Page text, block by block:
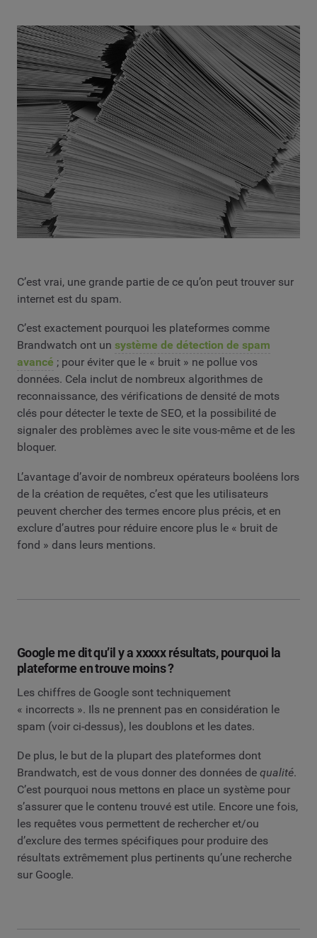
C’est vrai, une grande partie de ce qu’on peut trouver sur
internet est du spam.
C’est exactement pourquoi les plateformes comme
Brandwatch ont un système de détection de spam
avancé ; pour éviter que le « bruit » ne pollue vos
données. Cela inclut de nombreux algorithmes de
reconnaissance, des vérifications de densité de mots
clés pour détecter le texte de SEO, et la possibilité de
signaler des problèmes avec le site vous-même et de les
bloquer.
L’avantage d’avoir de nombreux opérateurs booléens lors
de la création de requêtes, c’est que les utilisateurs
peuvent chercher des termes encore plus précis, et en
exclure d’autres pour réduire encore plus le « bruit de
fond » dans leurs mentions.
Google me dit qu’il y a xxxxx résultats, pourquoi la
plateforme en trouve moins ?
Les chiffres de Google sont techniquement
« incorrects ». Ils ne prennent pas en considération le
spam (voir ci-dessus), les doublons et les dates.
De plus, le but de la plupart des plateformes dont
Brandwatch, est de vous donner des données de qualité.
C’est pourquoi nous mettons en place un système pour
s’assurer que le contenu trouvé est utile. Encore une fois,
les requêtes vous permettent de rechercher et/ou
d’exclure des termes spécifiques pour produire des
résultats extrêmement plus pertinents qu’une recherche
sur Google.